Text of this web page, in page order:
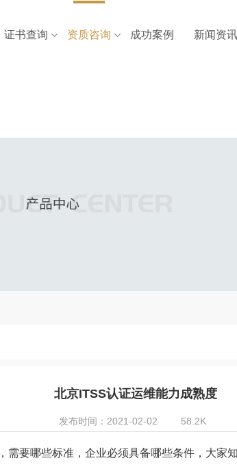
证书查询 资质咨询 成功案例 新闻资讯
北京ITSS认证运维能力成熟度
发布时间：2021-02-02 58.2K
需要哪些标准，企业必须具备哪些条件，大家